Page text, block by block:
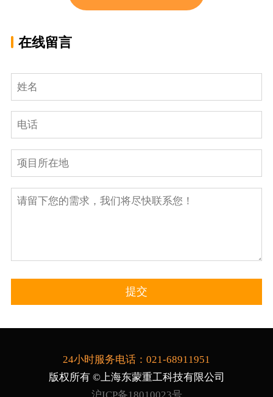
在线留言
24小时服务电话：021-68911951
版权所有 ©上海东蒙重工科技有限公司